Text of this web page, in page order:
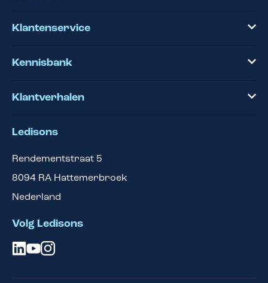
Klantenservice
Kennisbank
Klantverhalen
Ledisons
Rendementstraat 5
8094 RA Hattemerbroek
Nederland
Volg Ledisons